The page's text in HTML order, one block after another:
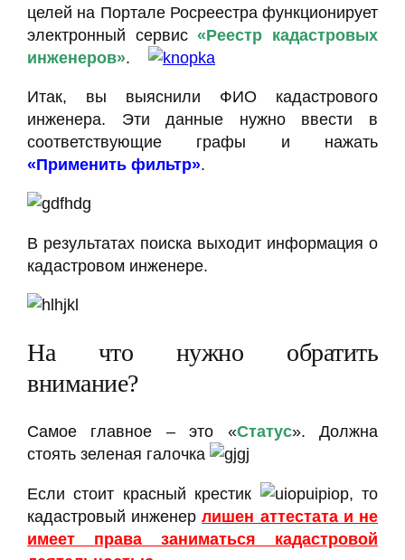
целей на Портале Росреестра функционирует
электронный сервис«Реестр кадастровых
инженеров».
Итак, вы выяснили ФИО кадастрового
инженера. Эти данные нужно ввести в
соответствующие графы и нажать
«Применить фильтр».
В результатах поиска выходит информация о
кадастровом инженере.
На что нужно обратить
внимание?
Самое главное – это «Статус». Должна
стоять зеленая галочка
Если стоит красный крестик
, то
кадастровый инженерлишен аттестата и не
имеет права заниматься кадастровой